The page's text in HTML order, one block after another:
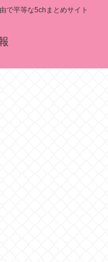
で平等な5chまとめサイト